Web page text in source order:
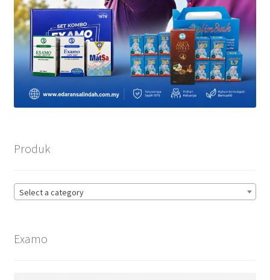
Produk
Select a category
Examo